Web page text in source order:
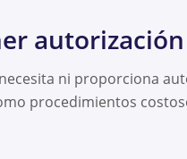
ni proporciona
procedimientos